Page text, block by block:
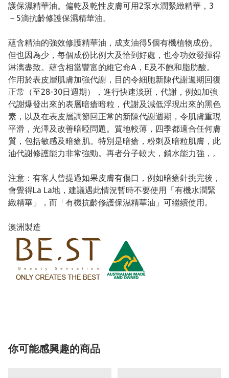
護保濕精華油。偏乾及乾性皮膚可用2泵水潤緊緻精華，3
－5滴抗齡修護保濕精華油。
蘊含精油的強效修護精華油，成支油得5個有機植物成份。
但也因為少，每個成份比例大及恰到好處，也令功效發揮得
淋漓盡致。蘊含相當豐富的維它命A，E及不飽和脂肪酸。
作用於表皮層肌膚加強代謝，目的令細胞新陳代謝週期回復
正常（至28-30日週期），進行快速淡斑，代謝，例如加強
代謝爆發出來的表層暗瘡暗粒，代謝及減低浮現出來的黑色
素，以及在表皮層調節回正常的新陳代謝週期，令肌膚重現
平滑，光澤及改善暗啞問題。質地較薄，四季都適合任何膚
質，包括敏感及暗瘡肌。特別是暗瘡，粉刺及暗粒肌膚，此
油代謝修護能力非常強勁。再者分子較大，鎖水能力強，。
注意：有客人曾提過如果皮膚有傷口，例如暗瘡針挑完後，
會覺得La La地，建議遇此情況暫時不要使用「有機水潤緊
緻精華」，而「有機抗齡修護保濕精華油」可繼續使用。
澳洲製造
你可能感興趣的商品